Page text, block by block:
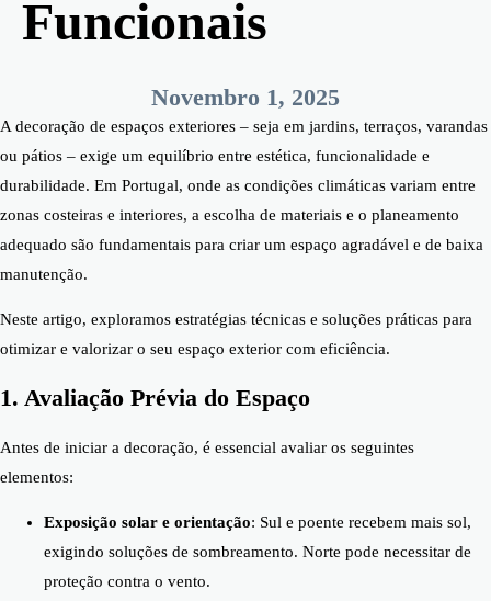
Funcionais
Novembro 1, 2025
A decoração de espaços exteriores – seja em jardins, terraços, varandas
ou pátios – exige um equilíbrio entre estética, funcionalidade e
durabilidade. Em Portugal, onde as condições climáticas variam entre
zonas costeiras e interiores, a escolha de materiais e o planeamento
adequado são fundamentais para criar um espaço agradável e de baixa
manutenção.
Neste artigo, exploramos estratégias técnicas e soluções práticas para
otimizar e valorizar o seu espaço exterior com eficiência.
1. Avaliação Prévia do Espaço
Antes de iniciar a decoração, é essencial avaliar os seguintes
elementos:
Exposição solar e orientação: Sul e poente recebem mais sol,
exigindo soluções de sombreamento. Norte pode necessitar de
proteção contra o vento.